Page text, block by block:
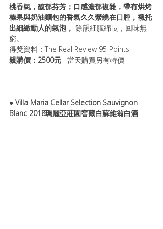
桃香氣，馥郁芬芳；口感濃郁複雜，帶有烘烤
榛果與奶油麵包的香氣久久縈繞在口腔，襯托
出細緻動人的氣泡， 餘韻細膩綿長，回味無
窮。
得獎資料：The Real Review 95 Points
親購價：2500元 當天購買另有特價
● Villa Maria Cellar Selection Sauvignon
Blanc 2018瑪麗亞莊園窖藏白蘇維翁白酒